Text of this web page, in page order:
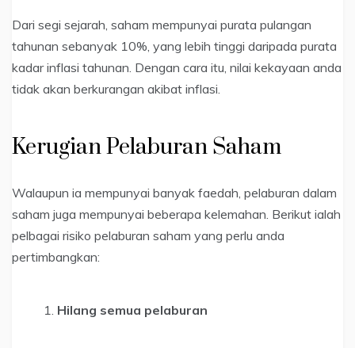
Dari segi sejarah, saham mempunyai purata pulangan
tahunan sebanyak 10%, yang lebih tinggi daripada purata
kadar inflasi tahunan. Dengan cara itu, nilai kekayaan anda
tidak akan berkurangan akibat inflasi.
Kerugian Pelaburan Saham
Walaupun ia mempunyai banyak faedah, pelaburan dalam
saham juga mempunyai beberapa kelemahan. Berikut ialah
pelbagai risiko pelaburan saham yang perlu anda
pertimbangkan:
Hilang semua pelaburan